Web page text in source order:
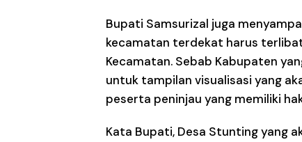
Bupati Samsurizal juga
kecamatan terdekat harus terlibat
Kecamatan. Sebab Kabupaten
untuk tampilan visualisasi yang
peserta peninjau yang memiliki
Kata Bupati, Desa Stunting yang